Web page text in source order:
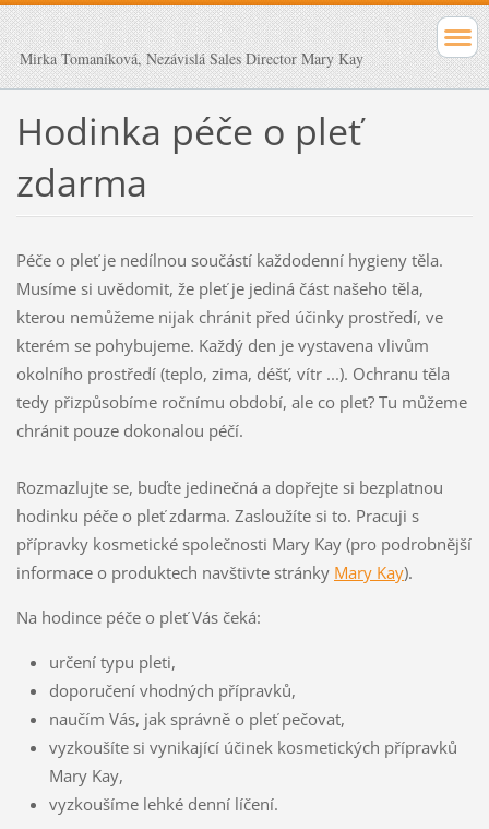
Mirka Tomaníková, Nezávislá Sales Director Mary Kay
Hodinka péče o pleť
zdarma
Péče o pleť je nedílnou součástí každodenní hygieny těla.
Musíme si uvědomit, že pleť je jediná část našeho těla,
kterou nemůžeme nijak chránit před účinky prostředí, ve
kterém se pohybujeme. Každý den je vystavena vlivům
okolního prostředí (teplo, zima, déšť, vítr ...). Ochranu těla
tedy přizpůsobíme ročnímu období, ale co pleť? Tu můžeme
chránit pouze dokonalou péčí.
Rozmazlujte se, buďte jedinečná a dopřejte si bezplatnou
hodinku péče o pleť zdarma. Zasloužíte si to. Pracuji s
přípravky kosmetické společnosti Mary Kay (pro podrobnější
informace o produktech navštivte stránky Mary Kay).
Na hodince péče o pleť Vás čeká:
určení typu pleti,
doporučení vhodných přípravků,
naučím Vás, jak správně o pleť pečovat,
vyzkoušíte si vynikající účinek kosmetických přípravků
Mary Kay,
vyzkoušíme lehké denní líčení.